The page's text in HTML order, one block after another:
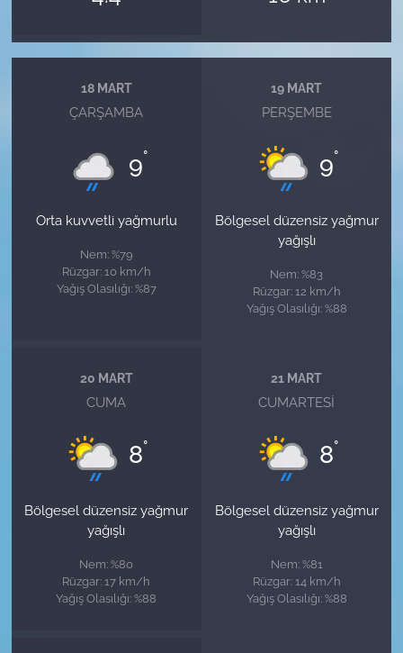
18 MART
ÇARŞAMBA
9°
Orta kuvvetli yağmurlu
Nem: %79
Rüzgar: 10 km/h
Yağış Olasılığı: %87
19 MART
PERŞEMBE
9°
Bölgesel düzensiz yağmur
yağışlı
Nem: %83
Rüzgar: 12 km/h
Yağış Olasılığı: %88
20 MART
CUMA
8°
Bölgesel düzensiz yağmur
yağışlı
Nem: %80
Rüzgar: 17 km/h
Yağış Olasılığı: %88
21 MART
CUMARTESI
8°
Bölgesel düzensiz yağmur
yağışlı
Nem: %81
Rüzgar: 14 km/h
Yağış Olasılığı: %88